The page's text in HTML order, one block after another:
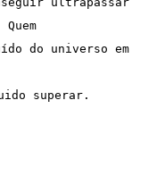
do universo em
superar.